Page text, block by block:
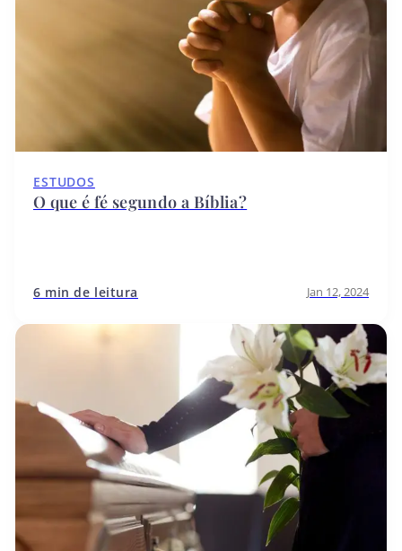
ESTUDOS
O que é fé segundo a Bíblia?
6 min de leitura Jan 12, 2024